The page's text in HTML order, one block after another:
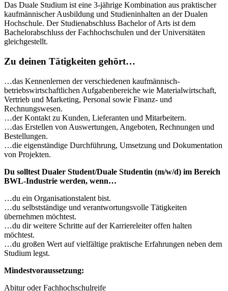
Das Duale Studium ist eine 3-jährige Kombination aus praktischer
kaufmännischer Ausbildung und Studieninhalten an der Dualen
Hochschule. Der Studienabschluss Bachelor of Arts ist dem
Bachelorabschluss der Fachhochschulen und der Universitäten
gleichgestellt.
Zu deinen Tätigkeiten gehört…
…das Kennenlernen der verschiedenen kaufmännisch-
betriebswirtschaftlichen Aufgabenbereiche wie Materialwirtschaft,
Vertrieb und Marketing, Personal sowie Finanz- und
Rechnungswesen.
…der Kontakt zu Kunden, Lieferanten und Mitarbeitern.
…das Erstellen von Auswertungen, Angeboten, Rechnungen und
Bestellungen.
…die eigenständige Durchführung, Umsetzung und Dokumentation
von Projekten.
Du solltest Dualer Student/Duale Studentin (m/w/d) im Bereich
BWL-Industrie werden, wenn…
…du ein Organisationstalent bist.
…du selbstständige und verantwortungsvolle Tätigkeiten
übernehmen möchtest.
…du dir weitere Schritte auf der Karriereleiter offen halten
möchtest.
…du großen Wert auf vielfältige praktische Erfahrungen neben dem
Studium legst.
Mindestvoraussetzung:
Abitur oder Fachhochschulreife